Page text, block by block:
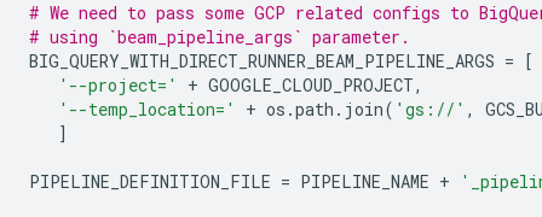
# We need to pass some GCP related configs to
# using `beam_pipeline_args` parameter.
BIG_QUERY_WITH_DIRECT_RUNNER_BEAM_PIPELINE_ARGS = [
'--project='
+ GOOGLE_CLOUD_PROJECT,
'--temp_location='
+ os .path . join( 'gs://' ,
]
PIPELINE_DEFINITION_FILE = PIPELINE_NAME +